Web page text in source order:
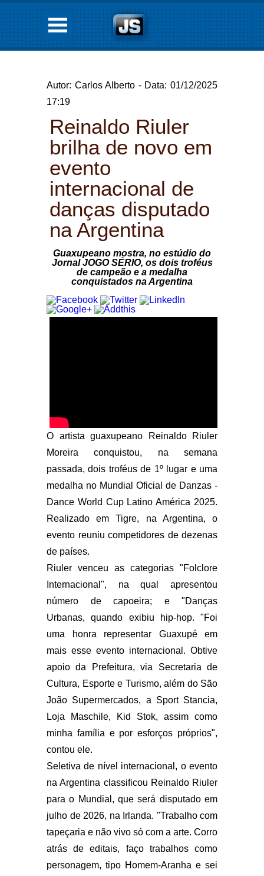
Autor: Carlos Alberto - Data: 01/12/2025
17:19
Reinaldo Riuler
brilha de novo em
evento
internacional de
danças disputado
na Argentina
Guaxupeano mostra, no estúdio do
Jornal JOGO SÉRIO, os dois troféus
de campeão e a medalha
conquistados na Argentina
O artista guaxupeano Reinaldo Riuler
Moreira conquistou, na semana
passada, dois troféus de 1º lugar e uma
medalha no Mundial Oficial de Danzas -
Dance World Cup Latino América 2025.
Realizado em Tigre, na Argentina, o
evento reuniu competidores de dezenas
de países.
Riuler venceu as categorias "Folclore
Internacional", na qual apresentou
número de capoeira; e "Danças
Urbanas, quando exibiu hip-hop. "Foi
uma honra representar Guaxupé em
mais esse evento internacional. Obtive
apoio da Prefeitura, via Secretaria de
Cultura, Esporte e Turismo, além do São
João Supermercados, a Sport Stancia,
Loja Maschile, Kid Stok, assim como
minha família e por esforços próprios",
contou ele.
Seletiva de nível internacional, o evento
na Argentina classificou Reinaldo Riuler
para o Mundial, que será disputado em
julho de 2026, na Irlanda. "Trabalho com
tapeçaria e não vivo só com a arte. Corro
atrás de editais, faço trabalhos como
personagem, tipo Homem-Aranha e sei